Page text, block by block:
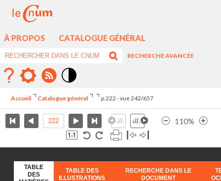
À PROPOS CATALOGUE GÉNÉRAL
RECHERCHE AVANCÉE
élévé
Accueil Catalogue général p.222 - vue 242/657
110%
TABLE
DES
TABLE DES
ILLUSTRATIONS
RECHERCHE DANS LE
DOCUMENT